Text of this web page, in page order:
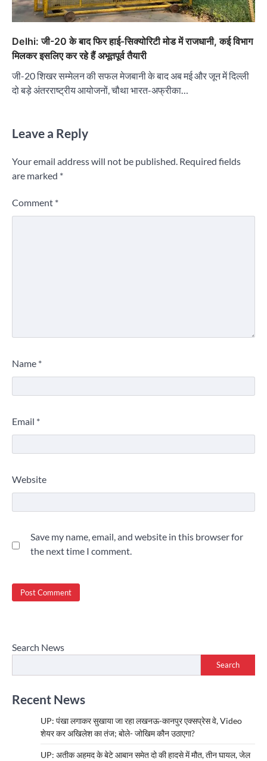
Delhi: जी-20 के बाद फिर हाई-सिक्योरिटी मोड में राजधानी, कई विभाग
मिलकर इसलिए कर रहे हैं अभूतपूर्व तैयारी
जी-20 शिखर सम्मेलन की सफल मेजबानी के बाद अब मई और जून में दिल्ली
दो बड़े अंतरराष्ट्रीय आयोजनों, चौथा भारत-अफ्रीका…
Leave a Reply
Your email address will not be published. Required fields
are marked *
Comment *
Name *
Email *
Website
Save my name, email, and website in this browser for
the next time I comment.
Search News
Search
Recent News
UP: पंखा लगाकर सुखाया जा रहा लखनऊ-कानपुर एक्सप्रेस वे, Video
शेयर कर अखिलेश का तंज; बोले- जोखिम कौन उठाएगा?
UP: अतीक अहमद के बेटे आबान समेत दो की हादसे में मौत, तीन घायल, जेल